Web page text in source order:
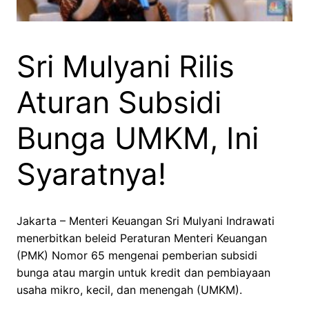
Sri Mulyani Rilis
Aturan Subsidi
Bunga UMKM, Ini
Syaratnya!
Jakarta – Menteri Keuangan Sri Mulyani Indrawati
menerbitkan beleid Peraturan Menteri Keuangan
(PMK) Nomor 65 mengenai pemberian subsidi
bunga atau margin untuk kredit dan pembiayaan
usaha mikro, kecil, dan menengah (UMKM).